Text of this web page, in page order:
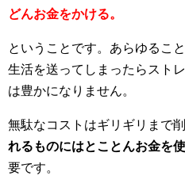
どんお金をかける。
ということです。あらゆるこ
生活を送ってしまったらスト
は豊かになりません。
無駄なコストはギリギリまで削
れるものにはとことんお金を
要です。